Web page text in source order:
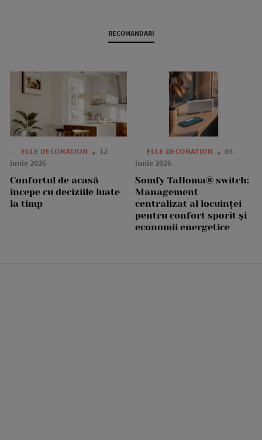
RECOMANDARI
— ELLE DECORATION
12
iunie 2026
Confortul de acasă
începe cu deciziile luate
la timp
— ELLE DECORATION
03
iunie 2026
Somfy TaHoma® switch:
Management
centralizat al locuinței
pentru confort sporit și
economii energetice